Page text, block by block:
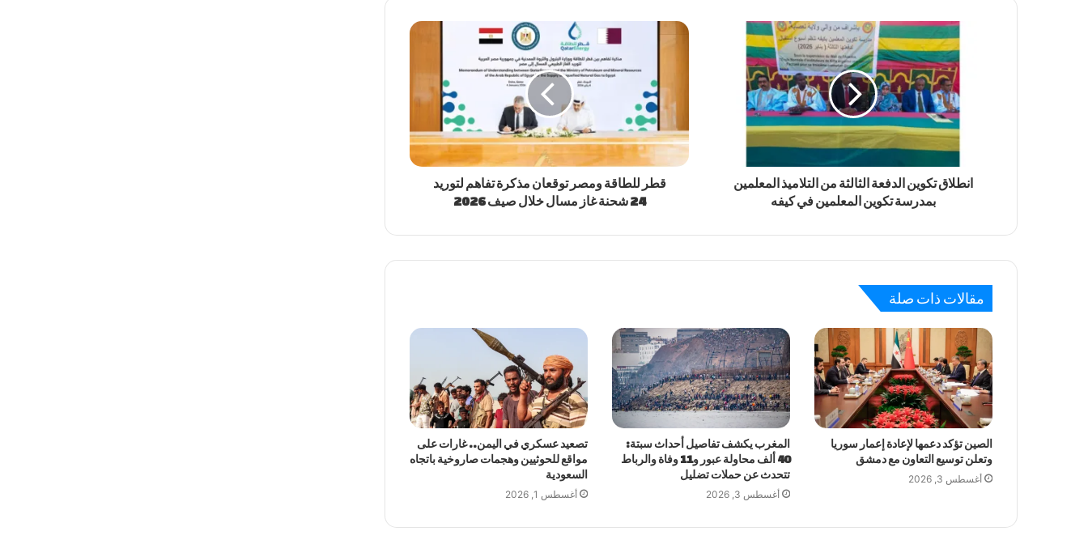
انطلاق تكوين الدفعة الثالثة من التلاميذ المعلمين
بمدرسة تكوين المعلمين في كيفه
قطر للطاقة ومصر توقعان مذكرة تفاهم لتوريد
24 شحنة غاز مسال خلال صيف 2026
مقالات ذات صلة
الصين تؤكد دعمها لإعادة إعمار سوريا
وتعلن توسيع التعاون مع دمشق
أغسطس 3, 2026
المغرب يكشف تفاصيل أحداث سبتة:
40 ألف محاولة عبور و11 وفاة والرباط
تتحدث عن حملات تضليل
أغسطس 3, 2026
تصعيد عسكري في اليمن.. غارات على
مواقع للحوثيين وهجمات صاروخية باتجاه
السعودية
أغسطس 1, 2026